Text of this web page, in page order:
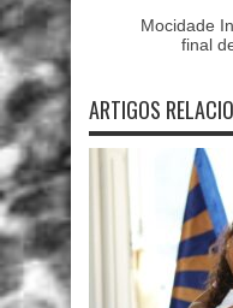
Mocidade
final
ARTIGOS